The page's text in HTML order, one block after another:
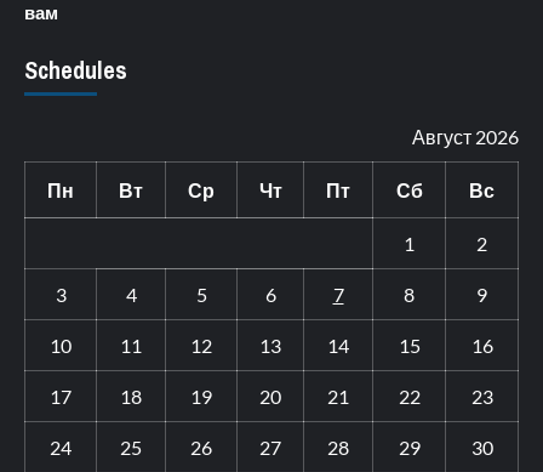
вам
Schedules
Август 2026
Пн Вт Ср Чт Пт Сб Вс
1 2
3 4 5 6 7 8 9
10 11 12 13 14 15 16
17 18 19 20 21 22 23
24 25 26 27 28 29 30